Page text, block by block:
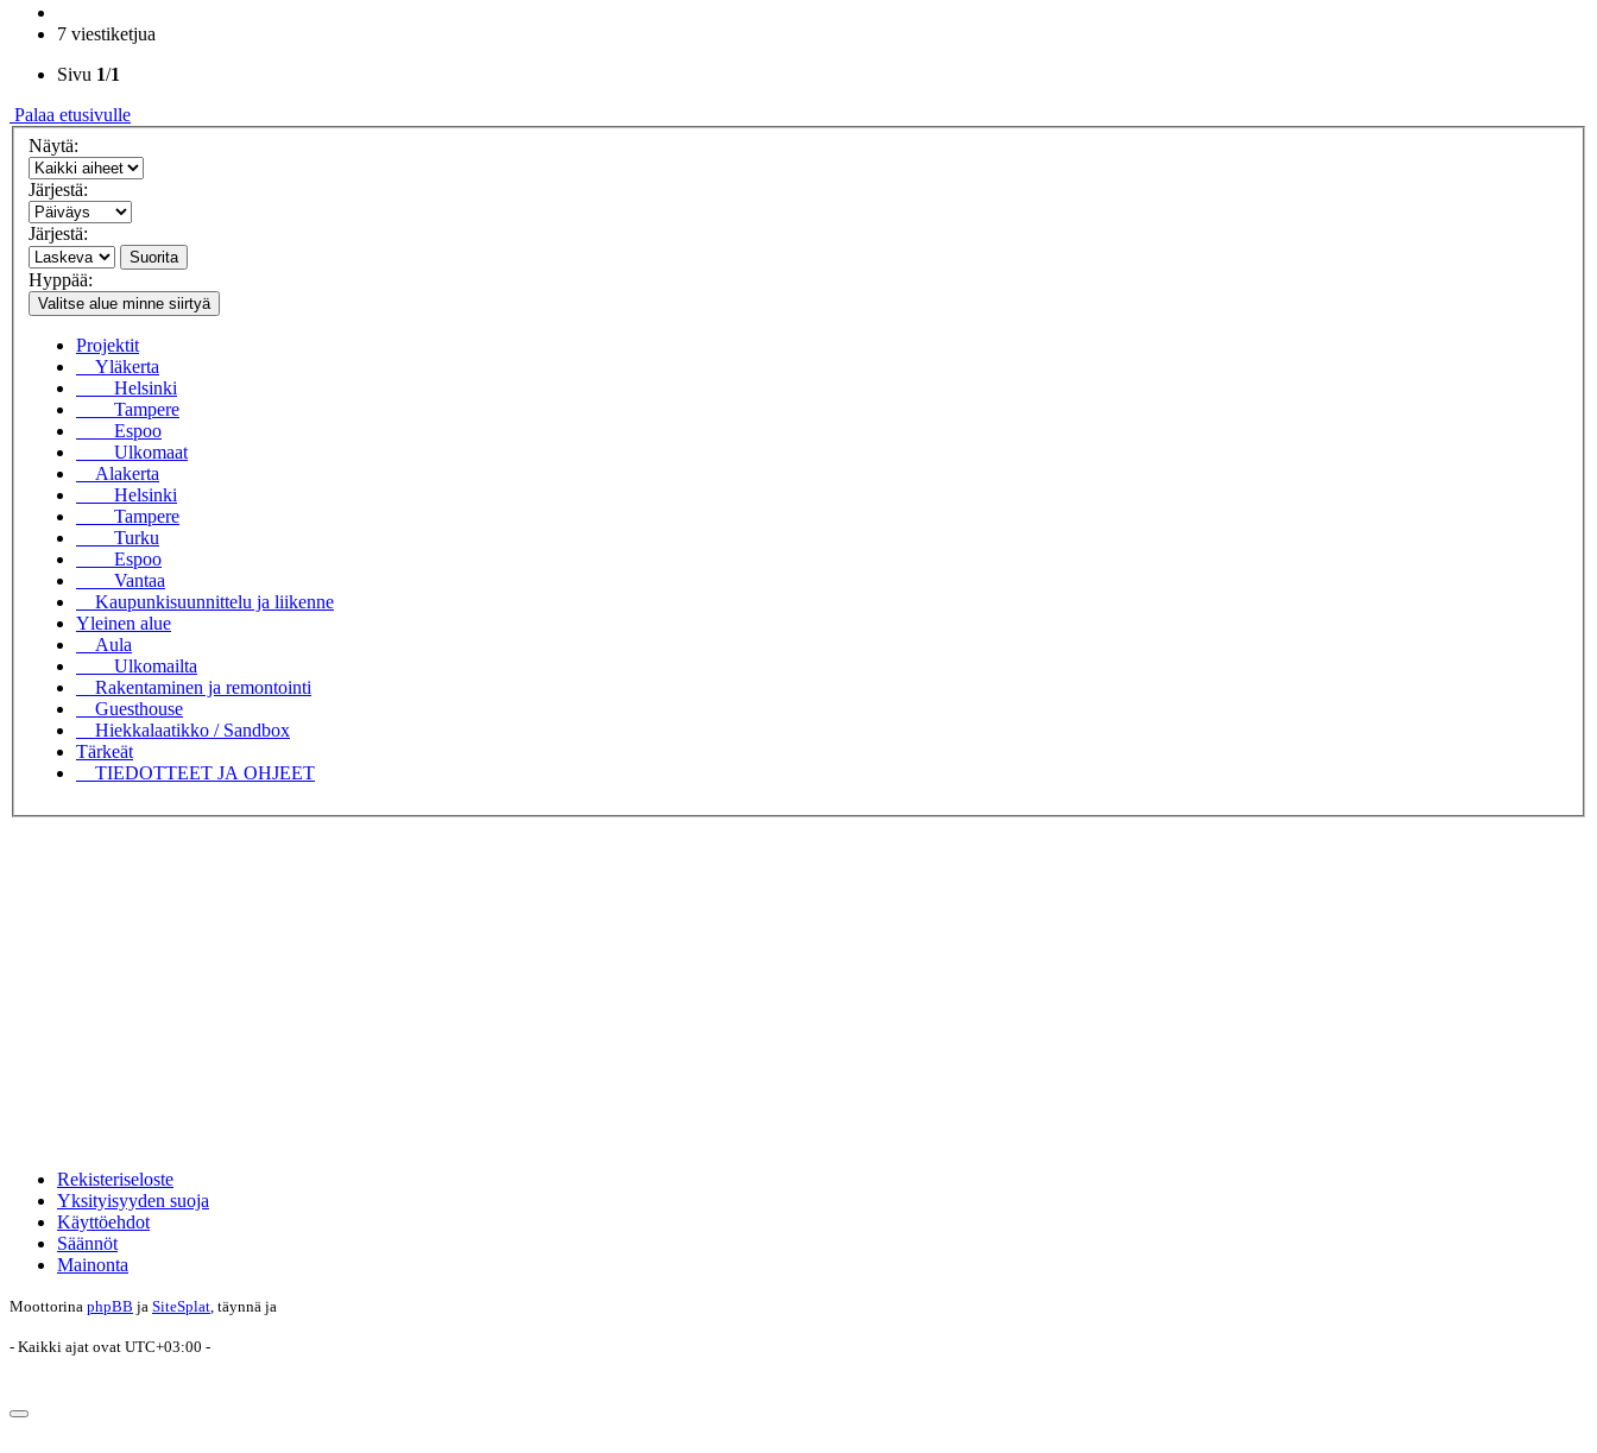
7 viestiketjua
Sivu 1/1
Palaa etusivulle
Näytä:
Järjestä:
Järjestä:
Suorita
Hyppää:
Valitse alue minne siirtyä
Projektit
Yläkerta
Helsinki
Tampere
Espoo
Ulkomaat
Alakerta
Helsinki
Tampere
Turku
Espoo
Vantaa
Kaupunkisuunnittelu ja liikenne
Yleinen alue
Aula
Ulkomailta
Rakentaminen ja remontointi
Guesthouse
Hiekkalaatikko / Sandbox
Tärkeät
TIEDOTTEET JA OHJEET
Rekisteriseloste
Yksityisyyden suoja
Käyttöehdot
Säännöt
Mainonta
Moottorina phpBB ja SiteSplat , täynnä ja
- Kaikki ajat ovat UTC+03:00 -